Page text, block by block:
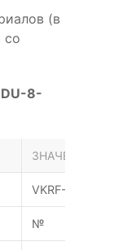
(в
со
8-
ЗНАЧЕНИЕ
VKRF-DU-8-
№